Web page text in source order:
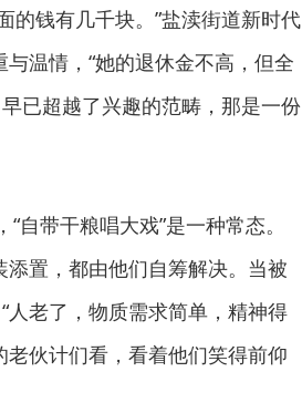
的钱有几千块。”盐渎街道新时代
温情，“她的退休金不高，但全
早已超越了兴趣的范畴，那是一份
自带干粮唱大戏”是一种常态。
置，都由他们自筹解决。当被
人老了，物质需求简单，精神得
伙计们看，看着他们笑得前仰